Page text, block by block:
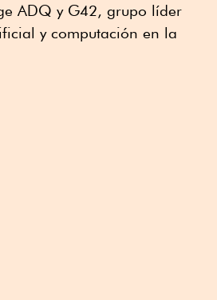
ADQ y G42, grupo líder
y computación en la